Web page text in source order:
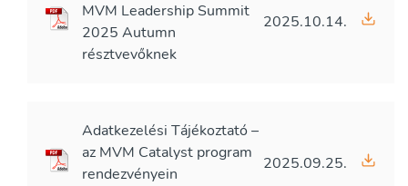
MVM Leadership Summit
2025 Autumn
résztvevőknek
2025.10.14.
Adatkezelési Tájékoztató –
az MVM Catalyst program
rendezvényein
2025.09.25.